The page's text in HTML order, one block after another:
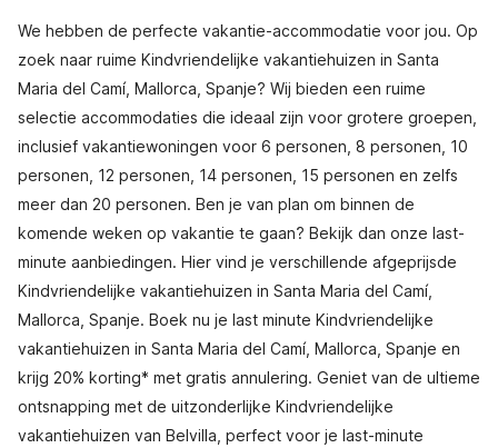
We hebben de perfecte vakantie-accommodatie voor jou. Op
zoek naar ruime Kindvriendelijke vakantiehuizen in Santa
Maria del Camí, Mallorca, Spanje? Wij bieden een ruime
selectie accommodaties die ideaal zijn voor grotere groepen,
inclusief vakantiewoningen voor 6 personen, 8 personen, 10
personen, 12 personen, 14 personen, 15 personen en zelfs
meer dan 20 personen. Ben je van plan om binnen de
komende weken op vakantie te gaan? Bekijk dan onze last-
minute aanbiedingen. Hier vind je verschillende afgeprijsde
Kindvriendelijke vakantiehuizen in Santa Maria del Camí,
Mallorca, Spanje. Boek nu je last minute Kindvriendelijke
vakantiehuizen in Santa Maria del Camí, Mallorca, Spanje en
krijg 20% korting* met gratis annulering. Geniet van de ultieme
ontsnapping met de uitzonderlijke Kindvriendelijke
vakantiehuizen van Belvilla, perfect voor je last-minute